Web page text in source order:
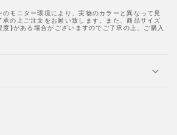
モニター環境により、実物のカラーと異なって見
承の上ご注文をお願い致します。また、商品サイズ
)がある場合がございますのでご了承の上、ご購入